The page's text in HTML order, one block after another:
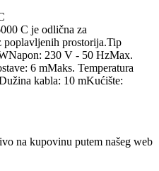
C je odlična za
poplavljenih prostorija.Tip
230 V - 50 HzMax.
6 mMaks. Temperatura
kabla: 10 mKućište:
na kupovinu putem našeg web